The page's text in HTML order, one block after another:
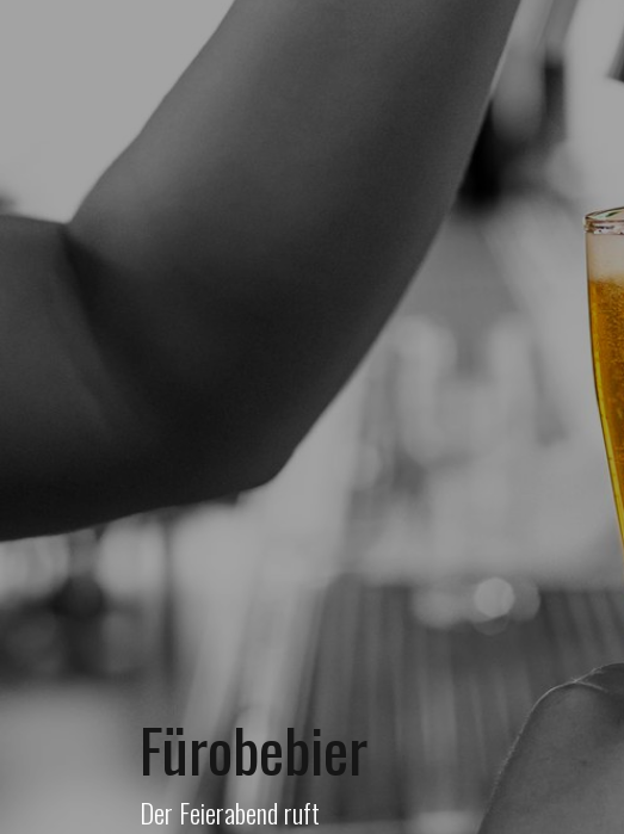
Fürobebier
Der Feierabend ruft